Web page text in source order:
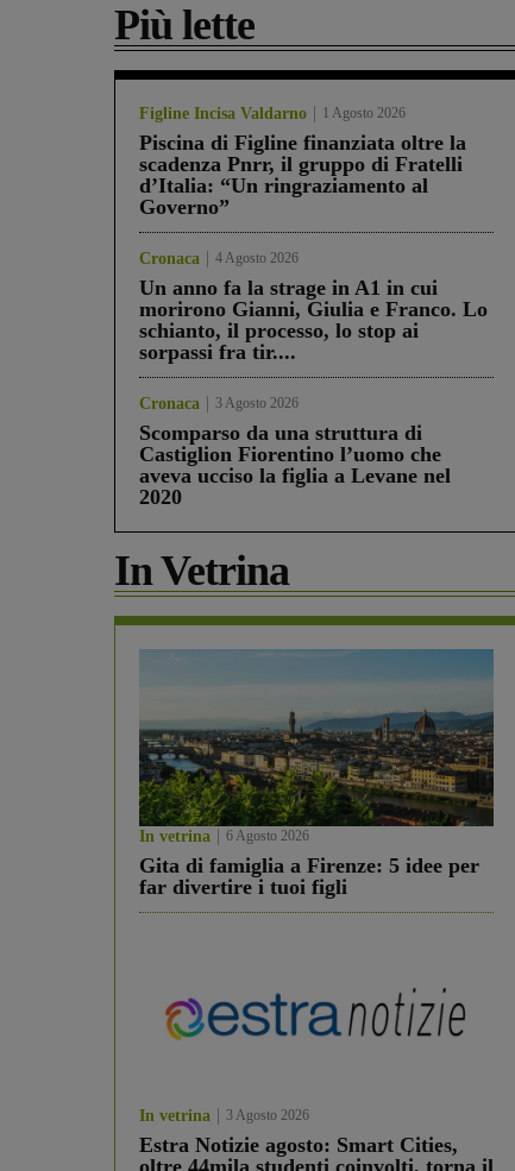
Più lette
Figline Incisa Valdarno 1 Agosto 2026
Piscina di Figline finanziata oltre la
scadenza Pnrr, il gruppo di Fratelli
d’Italia: “Un ringraziamento al
Governo”
Cronaca 4 Agosto 2026
Un anno fa la strage in A1 in cui
morirono Gianni, Giulia e Franco. Lo
schianto, il processo, lo stop ai
sorpassi fra tir....
Cronaca 3 Agosto 2026
Scomparso da una struttura di
Castiglion Fiorentino l’uomo che
aveva ucciso la figlia a Levane nel
2020
In Vetrina
In vetrina 6 Agosto 2026
Gita di famiglia a Firenze: 5 idee per
far divertire i tuoi figli
In vetrina 3 Agosto 2026
Estra Notizie agosto: Smart Cities,